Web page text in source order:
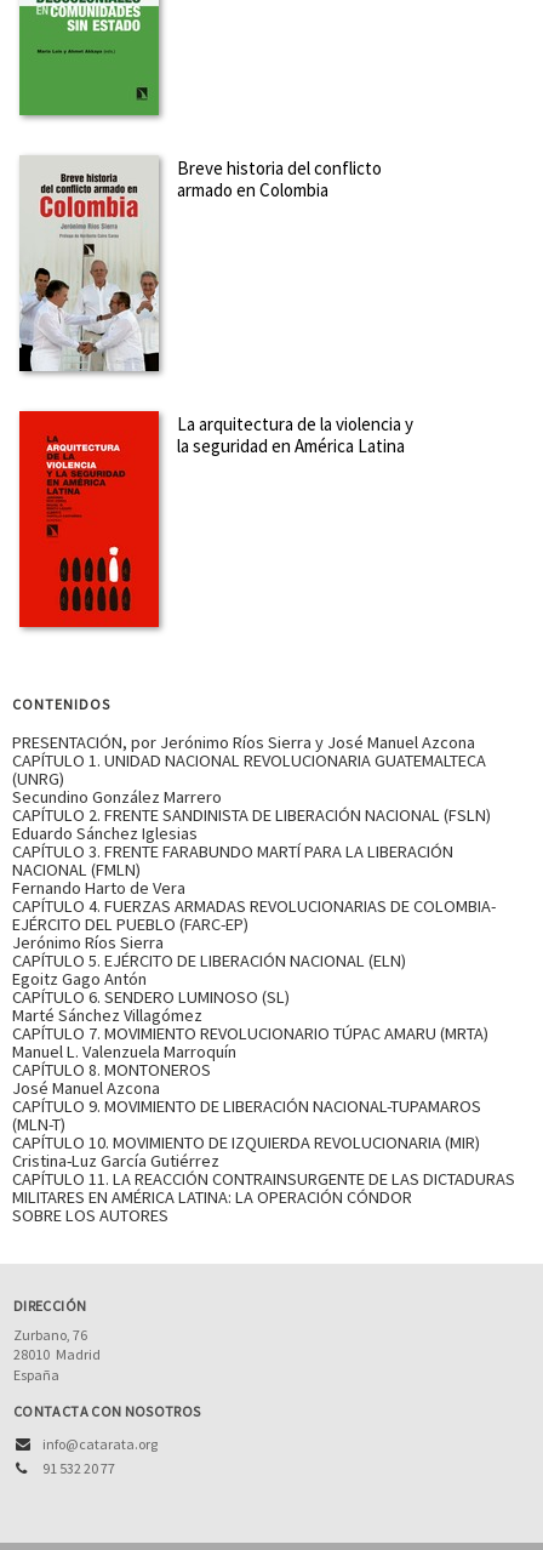
Breve historia del conflicto
armado en Colombia
La arquitectura de la violencia y
la seguridad en América Latina
CONTENIDOS
PRESENTACIÓN, por Jerónimo Ríos Sierra y José Manuel Azcona
CAPÍTULO 1. UNIDAD NACIONAL REVOLUCIONARIA GUATEMALTECA
(UNRG)
Secundino González Marrero
CAPÍTULO 2. FRENTE SANDINISTA DE LIBERACIÓN NACIONAL (FSLN)
Eduardo Sánchez Iglesias
CAPÍTULO 3. FRENTE FARABUNDO MARTÍ PARA LA LIBERACIÓN
NACIONAL (FMLN)
Fernando Harto de Vera
CAPÍTULO 4. FUERZAS ARMADAS REVOLUCIONARIAS DE COLOMBIA-
EJÉRCITO DEL PUEBLO (FARC-EP)
Jerónimo Ríos Sierra
CAPÍTULO 5. EJÉRCITO DE LIBERACIÓN NACIONAL (ELN)
Egoitz Gago Antón
CAPÍTULO 6. SENDERO LUMINOSO (SL)
Marté Sánchez Villagómez
CAPÍTULO 7. MOVIMIENTO REVOLUCIONARIO TÚPAC AMARU (MRTA)
Manuel L. Valenzuela Marroquín
CAPÍTULO 8. MONTONEROS
José Manuel Azcona
CAPÍTULO 9. MOVIMIENTO DE LIBERACIÓN NACIONAL-TUPAMAROS
(MLN-T)
CAPÍTULO 10. MOVIMIENTO DE IZQUIERDA REVOLUCIONARIA (MIR)
Cristina-Luz García Gutiérrez
CAPÍTULO 11. LA REACCIÓN CONTRAINSURGENTE DE LAS DICTADURAS
MILITARES EN AMÉRICA LATINA: LA OPERACIÓN CÓNDOR
SOBRE LOS AUTORES
DIRECCIÓN
Zurbano, 76
28010 Madrid
España
CONTACTA CON NOSOTROS
info@catarata.org
91 532 20 77